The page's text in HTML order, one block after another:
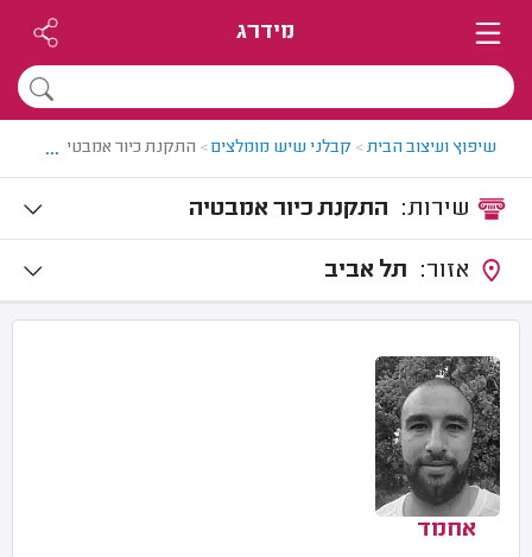
מידרג
שיפוץ ועיצוב הבית> קבלני שיש מומלצים> התקנת כיור אמבטיה...
התקנת כיור אמבטיה
תל אביב
אחמד